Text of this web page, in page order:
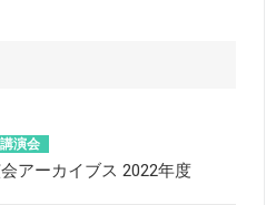
演会
アーカイブス 2022年度